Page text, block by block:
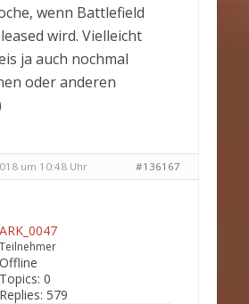
wenn Battlefield
wird. Vielleicht
ja auch nochmal
oder anderen
um 10:48 Uhr #136167
ARK_0047
Teilnehmer
Offline
Topics: 0
Replies: 579